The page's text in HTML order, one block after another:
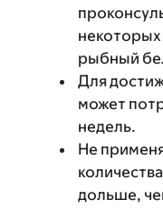
рыбный
Для
может
недель.
Не
дольше,